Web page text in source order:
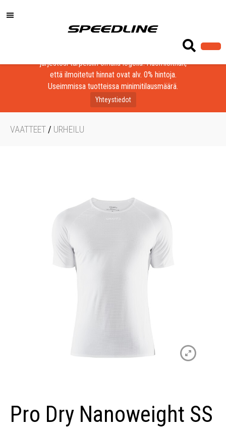
Löydä laadukkaat tuotteet yrityksesi, seurasi tai
järjestösi tarpeisiin omalla logolla! Huomioithan,
että ilmoitetut hinnat ovat alv. 0% hintoja.
Useimmissa tuotteissa minimitilausmäärä.
Yhteystiedot
VAATTEET / URHEILU
Pro Dry Nanoweight SS